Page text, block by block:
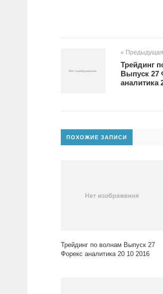
« Предыдущая
Трейдинг
Выпуск 27
аналитика
ПОХОЖИЕ ЗАПИСИ
Трейдинг по волнам Выпуск 27
Форекс аналитика 20 10 2016